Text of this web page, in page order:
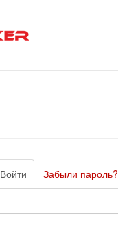
Войти (активная
вкладка)
Забыли пароль?